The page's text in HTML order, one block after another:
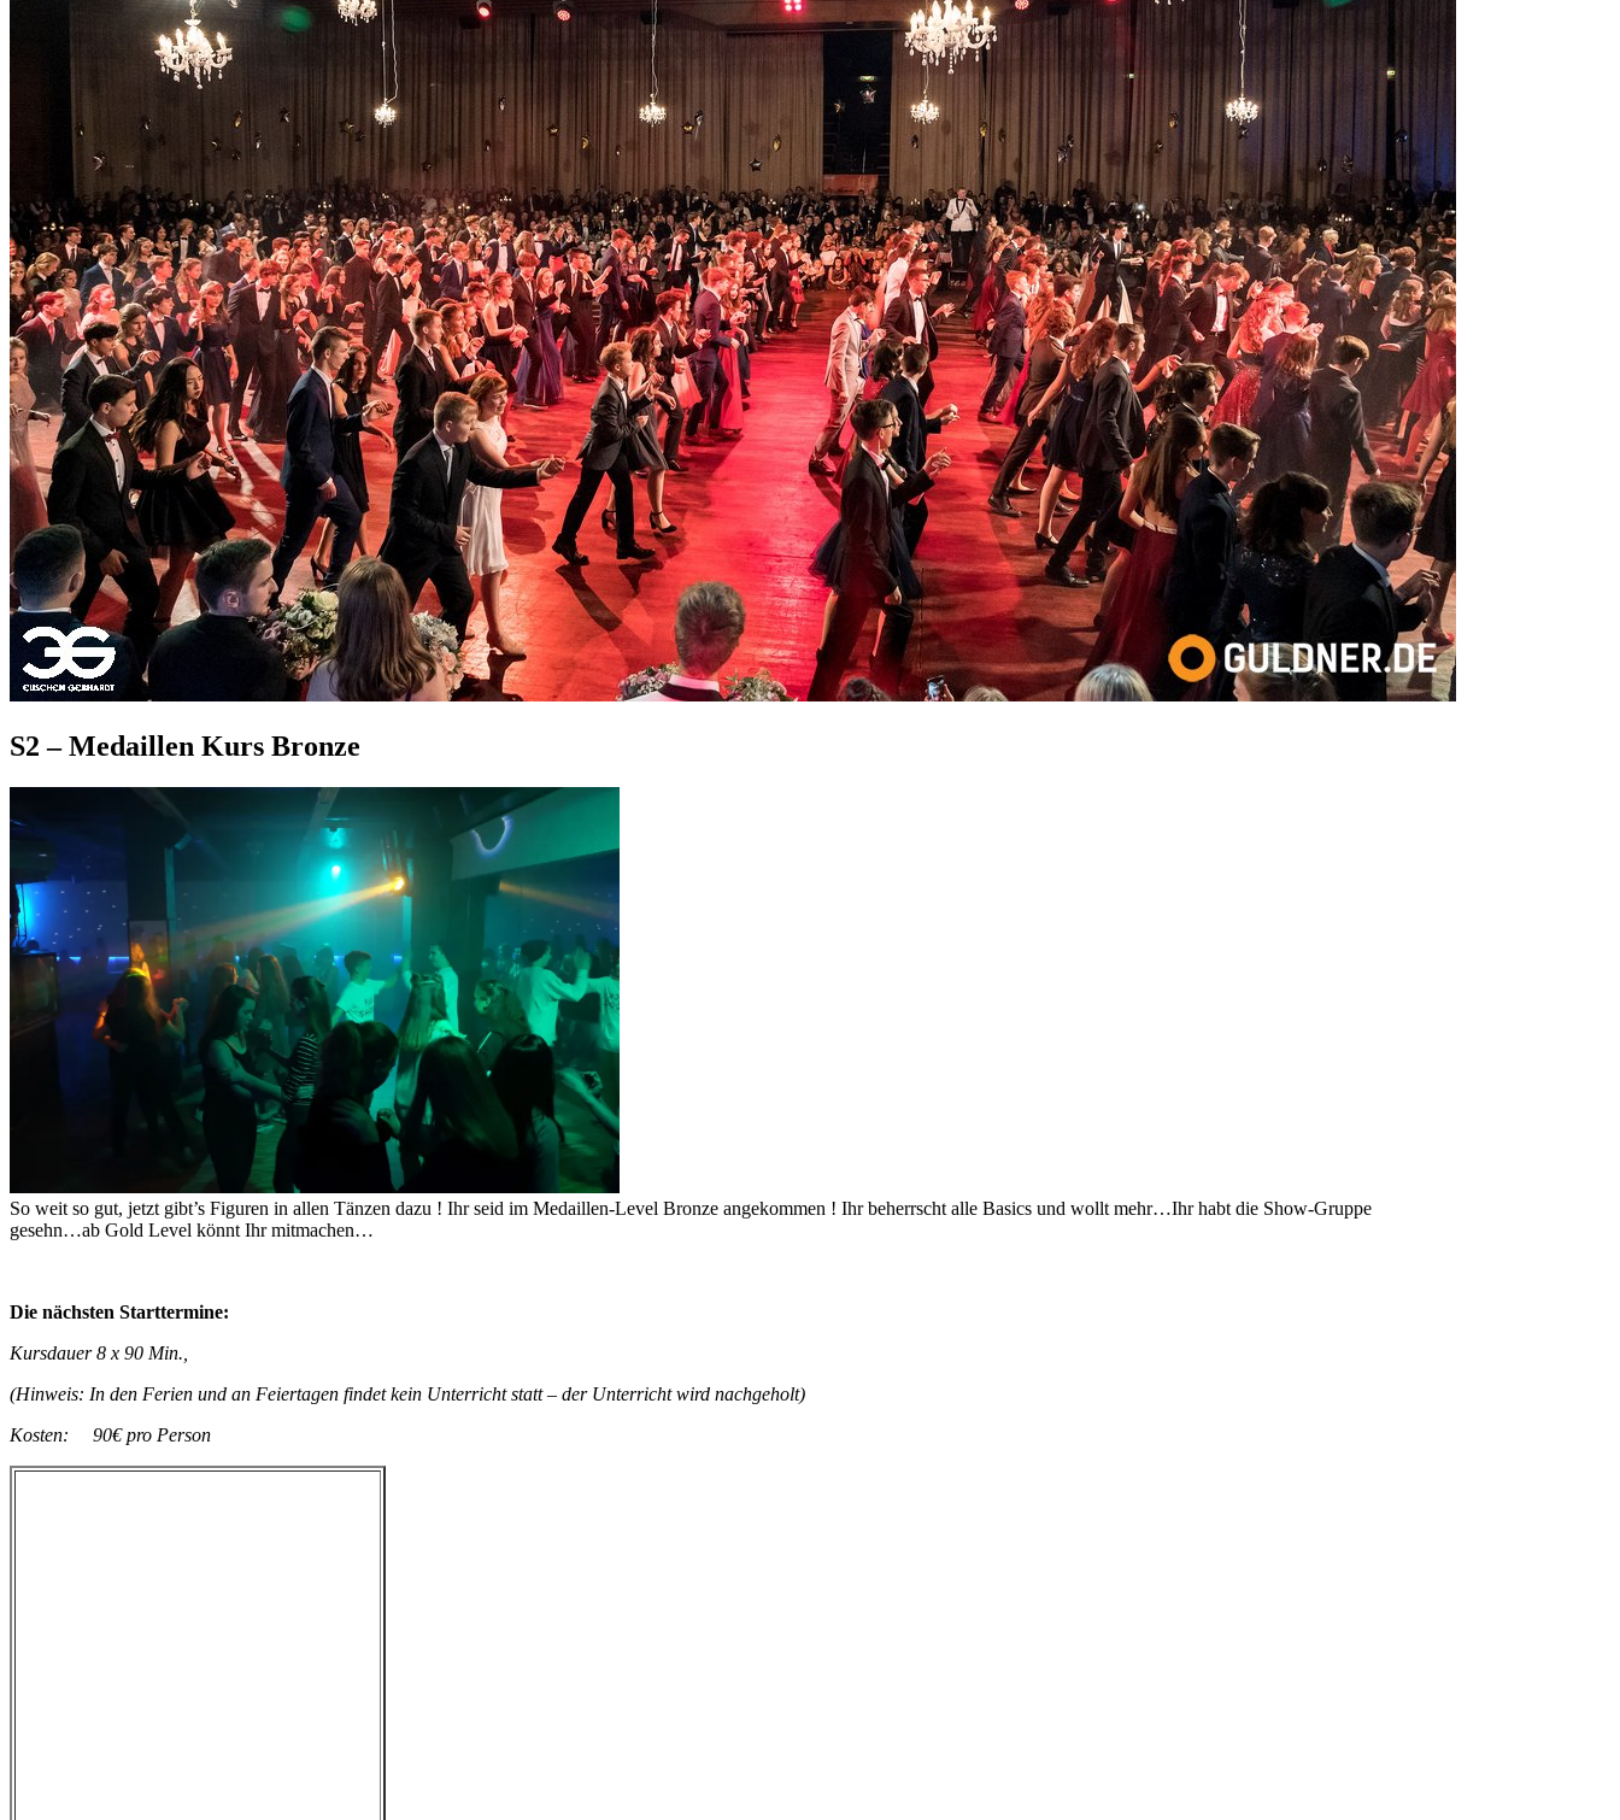
S2 – Medaillen Kurs Bronze
So weit so gut, jetzt gibt’s Figuren in allen Tänzen dazu ! Ihr seid im Medaillen-Level Bronze angekommen ! Ihr beherrscht alle Basics und wollt mehr…Ihr habt die Show-Gruppe
gesehn…ab Gold Level könnt Ihr mitmachen…
Die nächsten Starttermine:
Kursdauer 8 x 90 Min.,
(Hinweis: In den Ferien und an Feiertagen findet kein Unterricht statt – der Unterricht wird nachgeholt)
Kosten: 90€ pro Person